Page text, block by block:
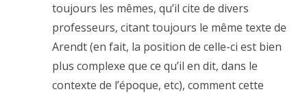
toujours les mêmes, qu’il cite de divers
professeurs, citant toujours le même texte de
Arendt (en fait, la position de celle-ci est bien
plus complexe que ce qu’il en dit, dans le
contexte de l’époque, etc), comment cette